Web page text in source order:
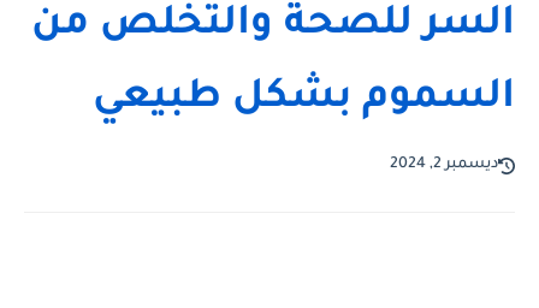
السر للصحة والتخلص من
السموم بشكل طبيعي
ديسمبر 2, 2024